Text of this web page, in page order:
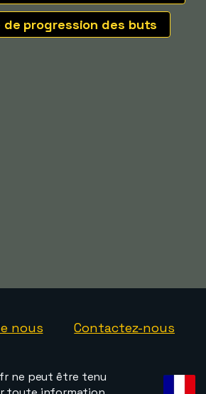
de progression des buts
nous Contactez-nous
ne peut être tenu